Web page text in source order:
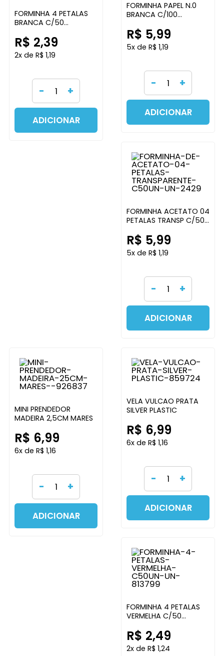
FORMINHA 4 PETALAS
BRANCA C/50
R$ 2,39
2x de R$ 1,19
- +
ADICIONAR
FORMINHA PAPEL N.0
BRANCA C/100
FESTAS
R$ 5,99
5x de R$ 1,19
- +
ADICIONAR
FORMINHA ACETATO 04
PETALAS TRANSP C/50U
R$ 5,99
5x de R$ 1,19
- +
ADICIONAR
MINI PRENDEDOR
MADEIRA 2,5CM MARES
R$ 6,99
6x de R$ 1,16
- +
ADICIONAR
VELA VULCAO PRATA
SILVER PLASTIC
R$ 6,99
6x de R$ 1,16
- +
ADICIONAR
FORMINHA 4 PETALAS
VERMELHA C/50
FESTAS
R$ 2,49
2x de R$ 1,24